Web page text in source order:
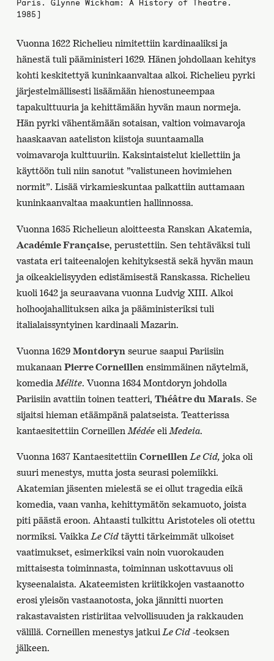
Paris. Glynne Wickham: A History of Theatre.
1985]
Vuonna 1622 Richelieu nimitettiin kardinaaliksi ja
hänestä tuli pääministeri 1629. Hänen johdollaan kehitys
kohti keskitettyä kuninkaanvaltaa alkoi. Richelieu pyrki
järjestelmällisesti lisäämään hienostuneempaa
tapakulttuuria ja kehittämään hyvän maun normeja.
Hän pyrki vähentämään sotaisan, valtion voimavaroja
haaskaavan aateliston kiistoja suuntaamalla
voimavaroja kulttuuriin. Kaksintaistelut kiellettiin ja
käyttöön tuli niin sanotut ”valistuneen hovimiehen
normit”. Lisää virkamieskuntaa palkattiin auttamaan
kuninkaanvaltaa maakuntien hallinnossa.
Vuonna 1635 Richelieun aloitteesta Ranskan Akatemia,
Académie Française, perustettiin. Sen tehtäväksi tuli
vastata eri taiteenalojen kehityksestä sekä hyvän maun
ja oikeakielisyyden edistämisestä Ranskassa. Richelieu
kuoli 1642 ja seuraavana vuonna Ludvig XIII. Alkoi
holhoojahallituksen aika ja pääministeriksi tuli
italialaissyntyinen kardinaali Mazarin.
Vuonna 1629 Montdoryn seurue saapui Pariisiin
mukanaan Pierre Corneillen ensimmäinen näytelmä,
komedia Mélite. Vuonna 1634 Montdoryn johdolla
Pariisiin avattiin toinen teatteri, Théâtre du Marais. Se
sijaitsi hieman etäämpänä palatseista. Teatterissa
kantaesitettiin Corneillen Médéeeli Medeia.
Vuonna 1637 Kantaesitettiin Corneillen Le Cid, joka oli
suuri menestys, mutta josta seurasi polemiikki.
Akatemian jäsenten mielestä se ei ollut tragedia eikä
komedia, vaan vanha, kehittymätön sekamuoto, joista
piti päästä eroon. Ahtaasti tulkittu Aristoteles oli otettu
normiksi. Vaikka Le Cidtäytti tärkeimmät ulkoiset
vaatimukset, esimerkiksi vain noin vuorokauden
mittaisesta toiminnasta, toiminnan uskottavuus oli
kyseenalaista. Akateemisten kriitikkojen vastaanotto
erosi yleisön vastaanotosta, joka jännitti nuorten
rakastavaisten ristiriitaa velvollisuuden ja rakkauden
välillä. Corneillen menestys jatkui Le Cid-teoksen
jälkeen.